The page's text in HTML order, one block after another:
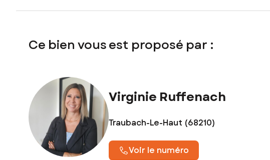
Ce bien vous est proposé par :
Virginie Ruffenach
Traubach-Le-Haut (68210)
Voir le numéro